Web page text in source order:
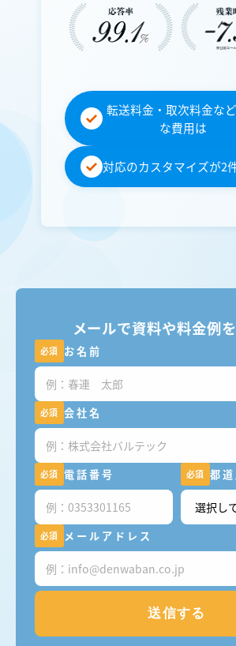
転送料金・取次料金な
な費用は
対応のカスタマイズが2
メールで資料や料金例
必須 お名前
必須 会社名
必須 電話番号 必須 都
必須 メールアドレス